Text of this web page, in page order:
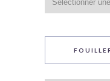
du
blog